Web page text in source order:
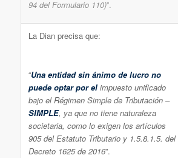
94 del Formulario 110)”.
La Dian precisa que:
“Una entidad sin ánimo de lucro no
puede optar por elimpuesto unificado
bajo el Régimen Simple de Tributación –
SIMPLE, ya que no tiene naturaleza
societaria, como lo exigen los artículos
905 del Estatuto Tributario y 1.5.8.1.5. del
Decreto 1625 de 2016”.